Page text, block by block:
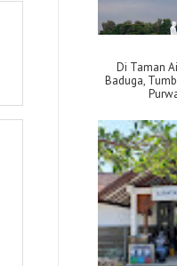
Di Taman
Baduga,